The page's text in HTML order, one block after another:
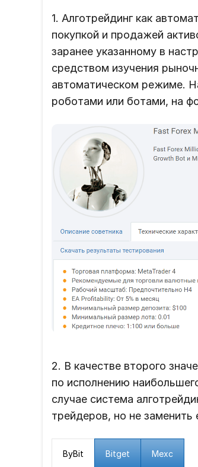
1. Алготрейдинг как
покупкой и продажей
заранее указанному в
средством изучения
автоматическом режиме.
роботами или ботами, на
2. В качестве второго
по исполнению
случае система
трейдеров, но не заменить
ByBit Bitget Mexc